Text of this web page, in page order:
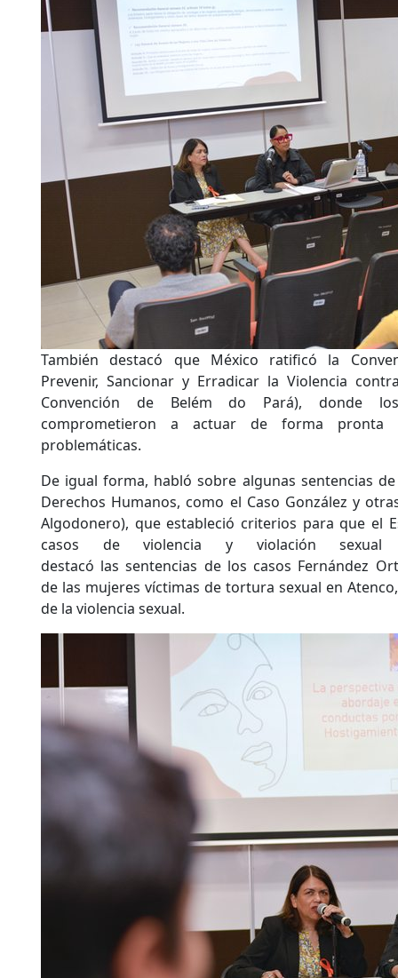
También destacó que México ratificó la
Prevenir, Sancionar y Erradicar la Violencia
Convención de Belém do Pará), donde
comprometieron a actuar de forma pronta
problemáticas.
De igual forma, habló sobre algunas sentencias
Derechos Humanos, como el Caso González y
Algodonero), que estableció criterios para que el
casos de violencia y violación sexual
destacó las sentencias de los casos Fernández
de las mujeres víctimas de tortura sexual en
de la violencia sexual.